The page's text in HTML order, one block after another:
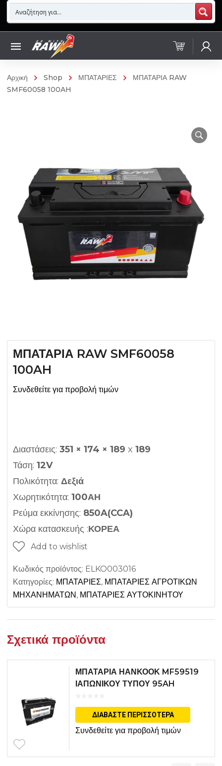
Αρχική Shop ΜΠΑΤΑΡΙΕΣ
ΜΠΑΤΑΡΙΑ RAW
SMF60058 100AH
ΜΠΑΤΑΡΙΑ RAW SMF60058
100AH
Συνδεθείτε για προβολή τιμών
Διαστάσεις: 351 × 174 × 189 x 189
Τάση: 12V
Πολικότητα: Δεξιά
Χωρητικότητα: 100ΑΗ
Ρεύμα εκκίνησης: 850A(CCA)
Χώρα κατασκευής :ΚΟΡΕΑ
Add to wishlist
Κωδικός προϊόντος: ELKO003016
Κατηγορίες: ΜΠΑΤΑΡΙΕΣ, ΜΠΑΤΑΡΙΕΣ ΑΓΡΟΤΙΚΩΝ
ΜΗΧΑΝΗΜΑΤΩΝ, ΜΠΑΤΑΡΙΕΣ ΑΥΤΟΚΙΝΗΤΟΥ
Σχετικά προϊόντα
ΜΠΑΤΑΡΙΑ ΗΑΝΚΟΟΚ MF59519
ΙΑΠΩΝΙΚΟΥ ΤΥΠΟΥ 95AH
ΔΙΑΒΆΣΤΕ ΠΕΡΙΣΣΌΤΕΡΑ
Συνδεθείτε για προβολή τιμών